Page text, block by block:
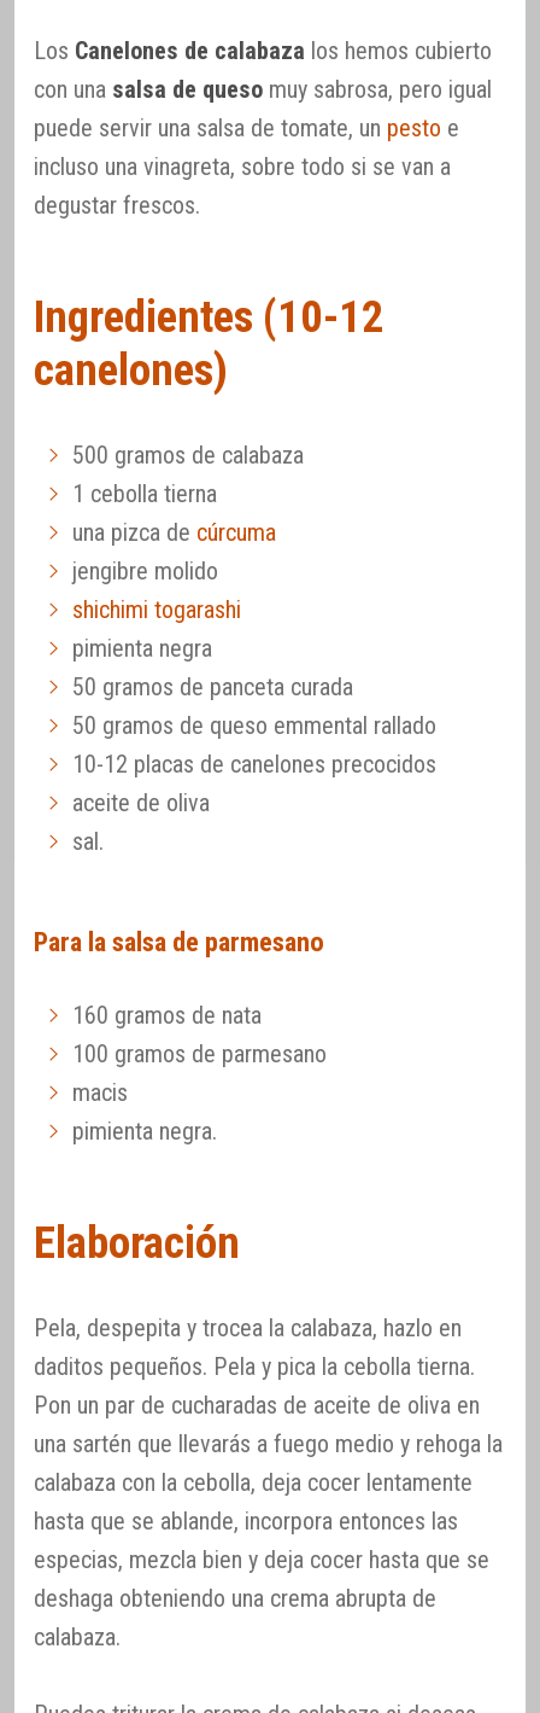
Los Canelones de calabaza los hemos cubierto
con una salsa de queso muy sabrosa, pero igual
puede servir una salsa de tomate, un pesto e
incluso una vinagreta, sobre todo si se van a
degustar frescos.
Ingredientes (10-12
canelones)
500 gramos de calabaza
1 cebolla tierna
una pizca de cúrcuma
jengibre molido
shichimi togarashi
pimienta negra
50 gramos de panceta curada
50 gramos de queso emmental rallado
10-12 placas de canelones precocidos
aceite de oliva
sal.
Para la salsa de parmesano
160 gramos de nata
100 gramos de parmesano
macis
pimienta negra.
Elaboración
Pela, despepita y trocea la calabaza, hazlo en
daditos pequeños. Pela y pica la cebolla tierna.
Pon un par de cucharadas de aceite de oliva en
una sartén que llevarás a fuego medio y rehoga la
calabaza con la cebolla, deja cocer lentamente
hasta que se ablande, incorpora entonces las
especias, mezcla bien y deja cocer hasta que se
deshaga obteniendo una crema abrupta de
calabaza.